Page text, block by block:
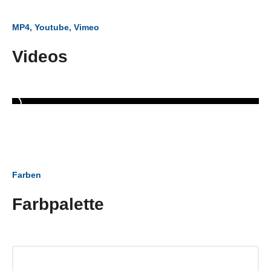
MP4, Youtube, Vimeo
Videos
Farben
Farbpalette